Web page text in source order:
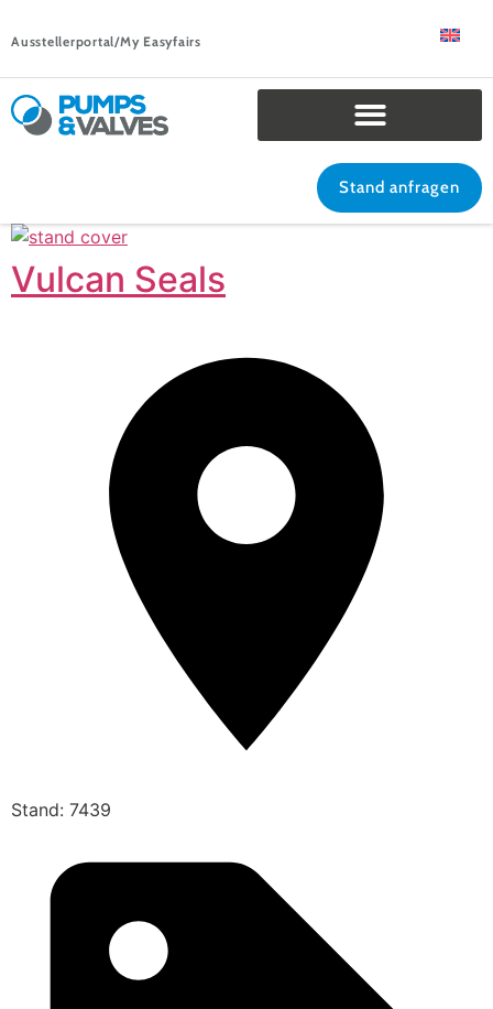
Ausstellerportal/My Easyfairs
Stand anfragen
Vulcan Seals
Stand: 7439